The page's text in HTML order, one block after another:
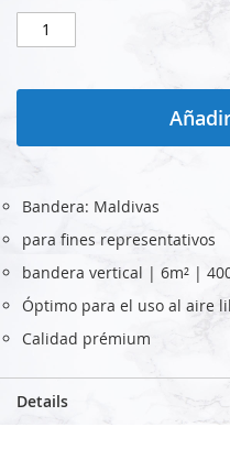
Bandera: Maldivas
para fines representativos
bandera vertical | 6m² |
Óptimo para el uso al aire
Calidad prémium
Details